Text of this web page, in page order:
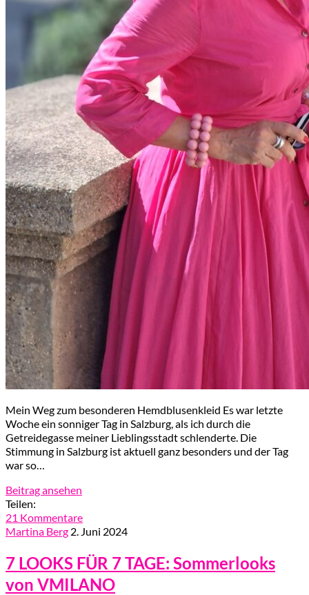
Mein Weg zum besonderen Hemdblusenkleid Es war letzte
Woche ein sonniger Tag in Salzburg, als ich durch die
Getreidegasse meiner Lieblingsstadt schlenderte. Die
Stimmung in Salzburg ist aktuell ganz besonders und der Tag
war so…
Beitrag ansehen
Teilen:
21 Kommentare
Martina Berg 2. Juni 2024
7 LOOKS FÜR 7 TAGE: Sommerlooks
von VMILANO